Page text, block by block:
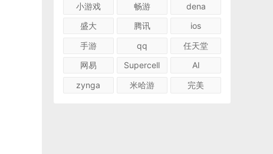
小游戏
畅游
dena
盛大
腾讯
ios
手游
qq
任天堂
网易
Supercell
AI
zynga
米哈游 完美